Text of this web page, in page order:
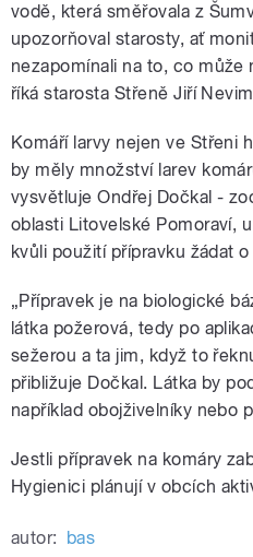
vodě, která směřovala z
upozorňoval starosty, ať
nezapomínali na to, co může
říká starosta Střeně Jiří
Komáří larvy nejen ve Střeni
by měly množství larev
vysvětluje Ondřej Dočkal -
oblasti Litovelské Pomoraví,
kvůli použití přípravku žádat
„Přípravek je na biologické
látka požerová, tedy po
sežerou a ta jim, když to
přibližuje Dočkal. Látka by
například obojživelníky nebo
Jestli přípravek na komáry
Hygienici plánují v obcích
autor: bas